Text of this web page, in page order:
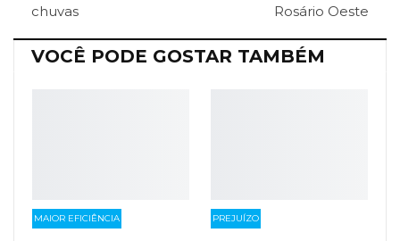
Facebook Messenger O email
chuvas
Rosário Oeste
VOCÊ PODE GOSTAR TAMBÉM
MAIOR EFICIÊNCIA PREJUÍZO